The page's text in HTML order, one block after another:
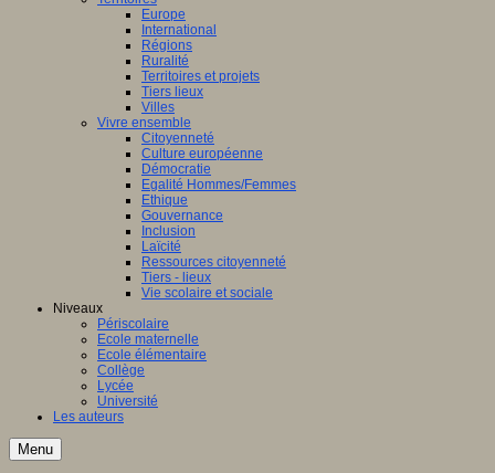
Europe
International
Régions
Ruralité
Territoires et projets
Tiers lieux
Villes
Vivre ensemble
Citoyenneté
Culture européenne
Démocratie
Egalité Hommes/Femmes
Ethique
Gouvernance
Inclusion
Laïcité
Ressources citoyenneté
Tiers - lieux
Vie scolaire et sociale
Niveaux
Périscolaire
Ecole maternelle
Ecole élémentaire
Collège
Lycée
Université
Les auteurs
Menu